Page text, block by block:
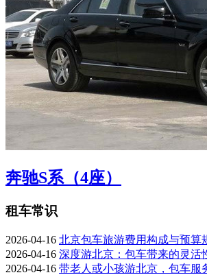
奔驰S系（4座）
租车常识
2026-04-16 北京包车旅游费用构成与预算
2026-04-16 深度游北京：包车带来的灵活
2026-04-16 带老人或小孩游北京，包车服